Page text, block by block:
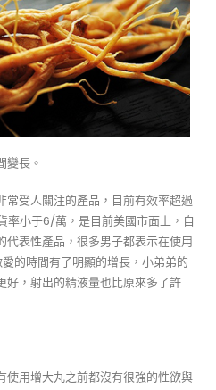
長。
常受人關注的產品，目前有效率超過
率小于6/萬，是目前美國市面上，自
代表性產品，很多男子都表示在使用
的時間有了明顯的增長，小弟弟的
好，射出的精液量也比原來多了許
使用增大丸之前都沒有很強的性欲與